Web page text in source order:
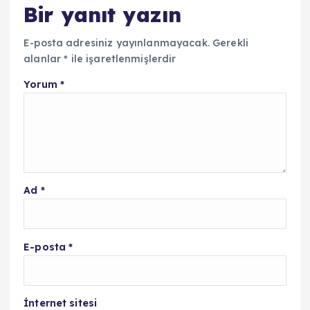
Bir yanıt yazın
E-posta adresiniz yayınlanmayacak. Gerekli
alanlar* ile işaretlenmişlerdir
Yorum *
Ad *
E-posta*
İnternet sitesi